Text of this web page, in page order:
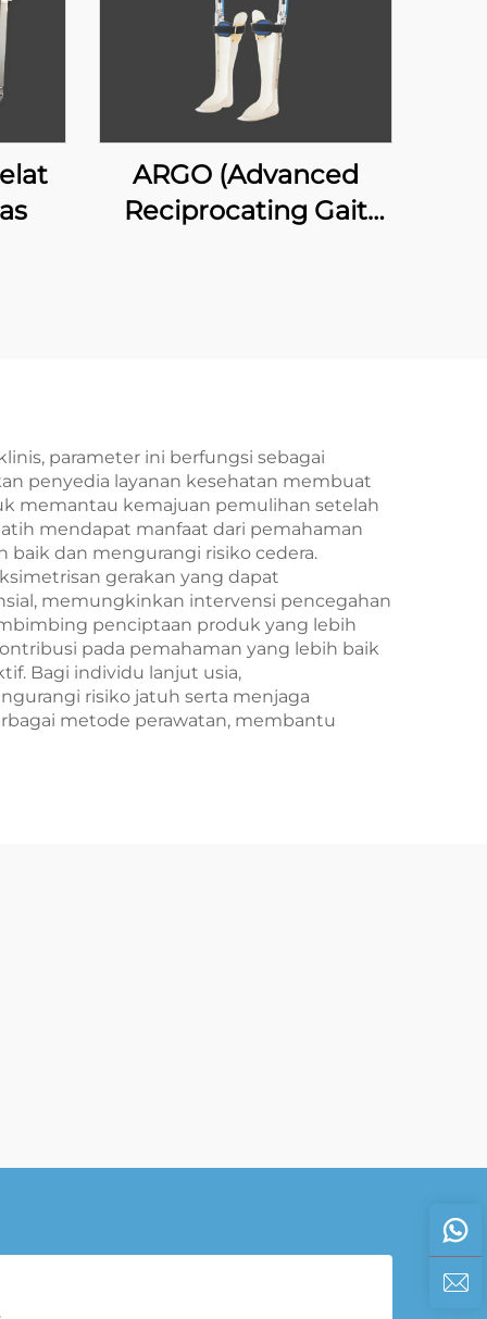
ARGO (Advanced
Reciprocating Gait
parameter ini berfungsi sebagai
penyedia layanan kesehatan membuat
memantau kemajuan pemulihan setelah
mendapat manfaat dari pemahaman
dan mengurangi risiko cedera.
gerakan yang dapat
memungkinkan intervensi pencegahan
penciptaan produk yang lebih
pada pemahaman yang lebih baik
Bagi individu lanjut usia,
risiko jatuh serta menjaga
metode perawatan, membantu